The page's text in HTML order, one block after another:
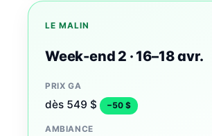
LE MALIN
Week-end 2 · 16–18 avr.
PRIX GA
dès 549 $ −50 $
AMBIANCE